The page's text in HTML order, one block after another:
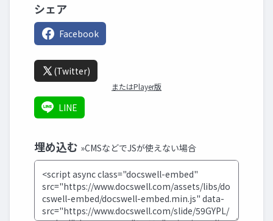
シェア
Facebook
(Twitter)
またはPlayer版
LINE
埋め込む »CMSなどでJSが使えない場合